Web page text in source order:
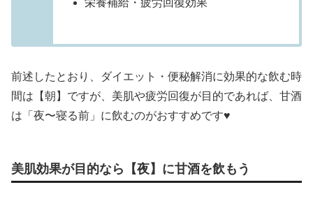
栄養補給・疲労回復効果
前述したとおり、ダイエット・便秘解消に効果的な飲む時
間は【朝】ですが、美肌や疲労回復が目的であれば、甘酒
は「夜〜寝る前」に飲むのがおすすめです♥
美肌効果が目的なら【夜】に甘酒を飲もう